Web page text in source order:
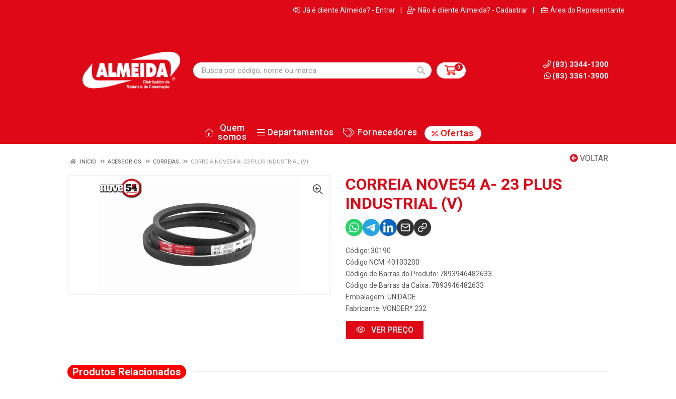
Já é cliente Almeida? - Entrar | Não é cliente Almeida? - Cadastrar | Área do Representante
0
(83) 3344-1300
(83) 3361-3900
Quem
somos
Departamentos Fornecedores Ofertas
VOLTAR
INÍCIO ACESSÓRIOS CORREIAS CORREIA NOVE54 A- 23 PLUS INDUSTRIAL (V)
CORREIA NOVE54 A- 23 PLUS
INDUSTRIAL (V)
Código: 30190
Código NCM: 40103200
Código de Barras do Produto: 7893946482633
Código de Barras da Caixa: 7893946482633
Embalagem: UNIDADE
Fabricante: VONDER* 232
VER PREÇO
Produtos Relacionados